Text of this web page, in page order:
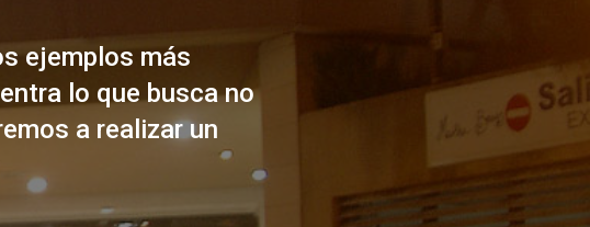
ejemplos más
lo que busca no
a realizar un